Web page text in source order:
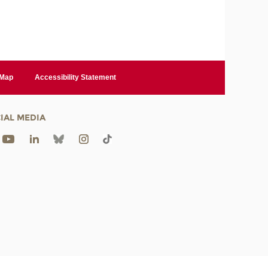
Accessibility Statement
MEDIA